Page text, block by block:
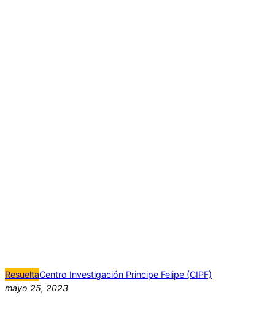
ResueltaCentro Investigación Principe Felipe (CIPF)
mayo 25, 2023